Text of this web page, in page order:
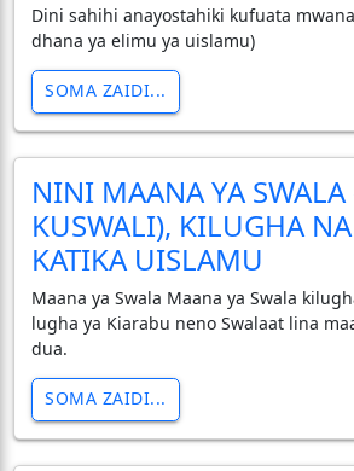
Dini sahihi anayostahiki kufuata
dhana ya elimu ya uislamu)
SOMA ZAIDI...
NINI MAANA YA SWALA
KUSWALI), KILUGHA
KATIKA UISLAMU
Maana ya Swala Maana ya Swala
lugha ya Kiarabu neno Swalaat lina
dua.
SOMA ZAIDI...